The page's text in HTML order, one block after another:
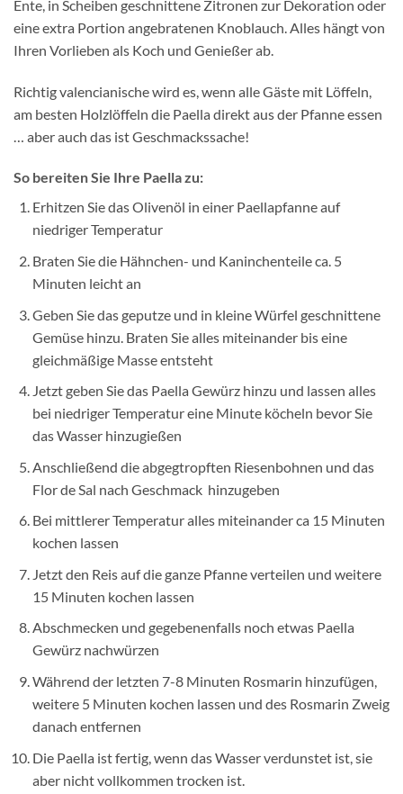
Ente, in Scheiben geschnittene Zitronen zur Dekoration oder
eine extra Portion angebratenen Knoblauch. Alles hängt von
Ihren Vorlieben als Koch und Genießer ab.
Richtig valencianische wird es, wenn alle Gäste mit Löffeln,
am besten Holzlöffeln die Paella direkt aus der Pfanne essen
… aber auch das ist Geschmackssache!
So bereiten Sie Ihre Paella zu:
Erhitzen Sie das Olivenöl in einer Paellapfanne auf
niedriger Temperatur
Braten Sie die Hähnchen- und Kaninchenteile ca. 5
Minuten leicht an
Geben Sie das geputze und in kleine Würfel geschnittene
Gemüse hinzu. Braten Sie alles miteinander bis eine
gleichmäßige Masse entsteht
Jetzt geben Sie das Paella Gewürz hinzu und lassen alles
bei niedriger Temperatur eine Minute köcheln bevor Sie
das Wasser hinzugießen
Anschließend die abgegtropften Riesenbohnen und das
Flor de Sal nach Geschmack hinzugeben
Bei mittlerer Temperatur alles miteinander ca 15 Minuten
kochen lassen
Jetzt den Reis auf die ganze Pfanne verteilen und weitere
15 Minuten kochen lassen
Abschmecken und gegebenenfalls noch etwas Paella
Gewürz nachwürzen
Während der letzten 7-8 Minuten Rosmarin hinzufügen,
weitere 5 Minuten kochen lassen und des Rosmarin Zweig
danach entfernen
Die Paella ist fertig, wenn das Wasser verdunstet ist, sie
aber nicht vollkommen trocken ist.